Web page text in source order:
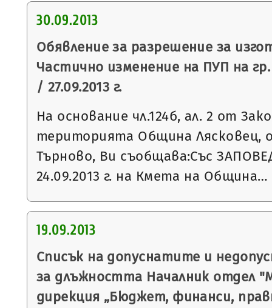
30.09.2013
Обявление за разрешение за
Частично изменение на ПУП на
/ 27.09.2013 г.
На основание чл.124б, ал. 2 от
територията Община Лясковец,
Търново, Ви съобщава:Със
24.09.2013 г. на Кмета на Община…
19.09.2013
Списък на допуснатите и
за длъжността Началник отдел
дирекция „Бюджет, финанси,